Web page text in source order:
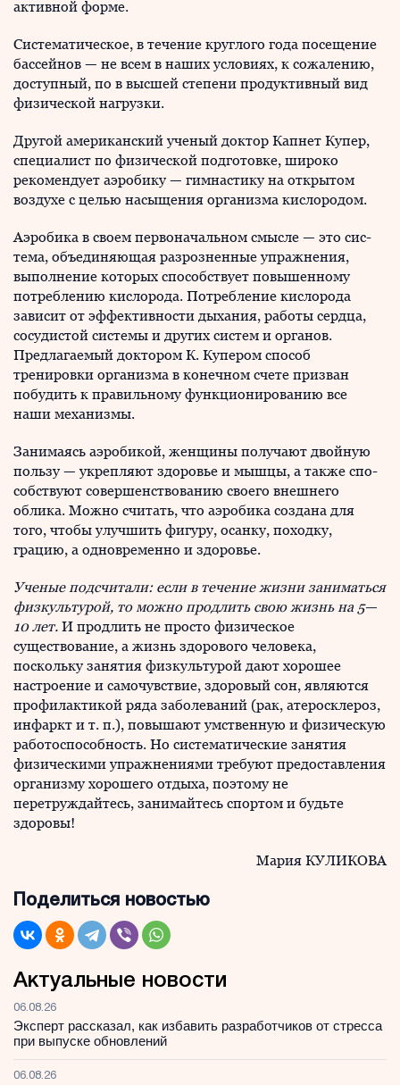
активной форме.
Систематическое, в течение круглого года посещение
бассейнов — не всем в наших условиях, к сожалению,
доступный, по в высшей степени продуктивный вид
фи­зической нагрузки.
Другой американский ученый доктор Капнет Купер,
специалист по физической подготовке, широко
рекомен­дует аэробику — гимнастику на открытом
воздухе с целью насыщения организма кислородом.
Аэробика в своем первоначальном смысле — это сис­
тема, объединяющая разрозненные упражнения,
выпол­нение которых способствует повышенному
потреблению кислорода. Потребление кислорода
зависит от эффектив­ности дыхания, работы сердца,
сосудистой системы и других систем и органов.
Предлагаемый доктором К. Купером способ
тренировки организма в конечном счете призван
побудить к правильному функционированию все
наши механизмы.
Занимаясь аэробикой, женщины получают двойную
пользу — укрепляют здоровье и мышцы, а также спо­
собствуют совершенствованию своего внешнего
облика. Можно считать, что аэробика создана для
того, чтобы улучшить фигуру, осанку, походку,
грацию, а одновре­менно и здоровье.
Ученые подсчитали: если в течение жизни заниматься
физкультурой, то можно продлить свою жизнь на 5—
10 лет. И продлить не просто физическое
существование, а жизнь здорового человека,
поскольку занятия физкультурой дают хорошее
настроение и самочувствие, здоровый сон, являются
профилактикой ряда заболеваний (рак, атеросклероз,
инфаркт и т. п.), повышают умственную и физическую
работоспособность. Но систематические занятия
физическими упражнениями требуют предоставления
организму хорошего отдыха, поэтому не
перетруждайтесь, занимайтесь спортом и будьте
здоровы!
Мария КУЛИКОВА
Поделиться новостью
Актуальные новости
06.08.26
Эксперт рассказал, как избавить разработчиков от стресса
при выпуске обновлений
06.08.26